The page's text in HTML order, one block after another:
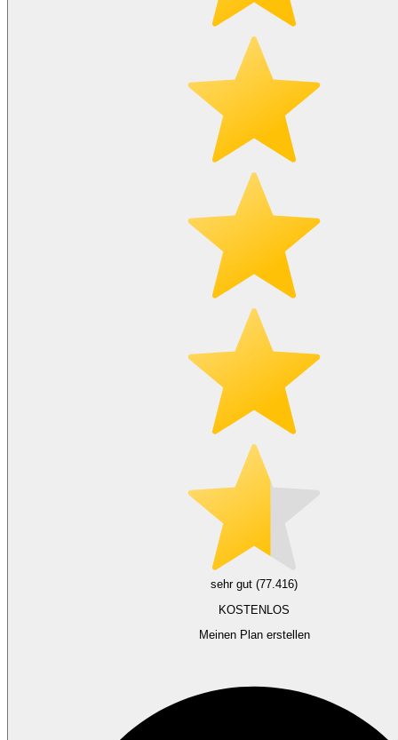
sehr gut (77.416)
KOSTENLOS
Meinen Plan erstellen